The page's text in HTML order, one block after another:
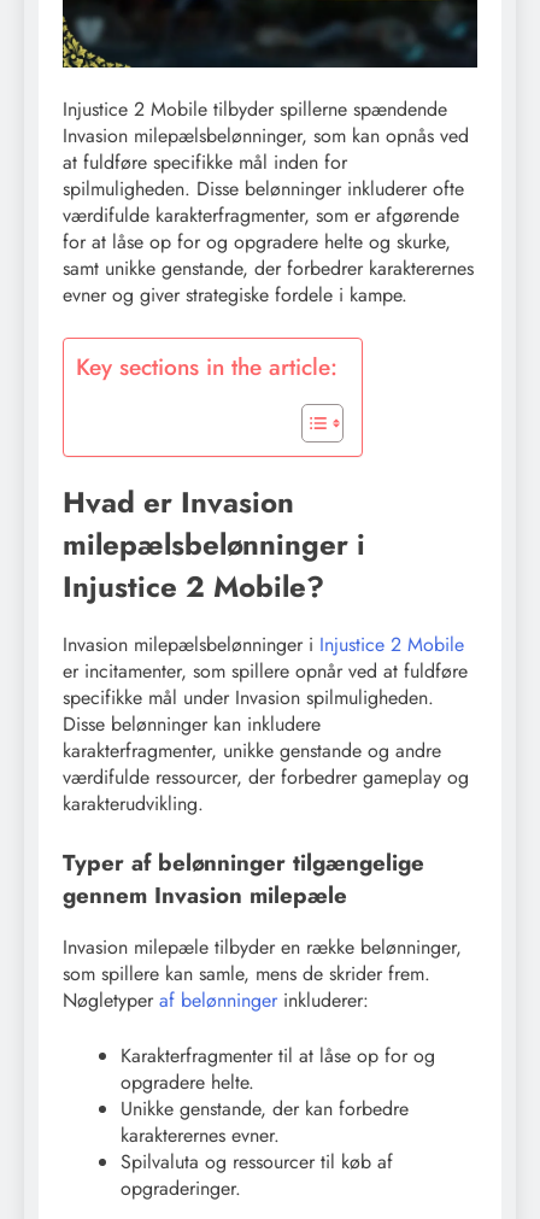
Injustice 2 Mobile tilbyder spillerne spændende
Invasion milepælsbelønninger, som kan opnås ved
at fuldføre specifikke mål inden for
spilmuligheden. Disse belønninger inkluderer ofte
værdifulde karakterfragmenter, som er afgørende
for at låse op for og opgradere helte og skurke,
samt unikke genstande, der forbedrer karakterernes
evner og giver strategiske fordele i kampe.
Key sections in the article:
Hvad er Invasion
milepælsbelønninger i
Injustice 2 Mobile?
Invasion milepælsbelønninger i Injustice 2 Mobile
er incitamenter, som spillere opnår ved at fuldføre
specifikke mål under Invasion spilmuligheden.
Disse belønninger kan inkludere
karakterfragmenter, unikke genstande og andre
værdifulde ressourcer, der forbedrer gameplay og
karakterudvikling.
Typer af belønninger tilgængelige
gennem Invasion milepæle
Invasion milepæle tilbyder en række belønninger,
som spillere kan samle, mens de skrider frem.
Nøgletyper af belønninger inkluderer:
Karakterfragmenter til at låse op for og
opgradere helte.
Unikke genstande, der kan forbedre
karakterernes evner.
Spilvaluta og ressourcer til køb af
opgraderinger.